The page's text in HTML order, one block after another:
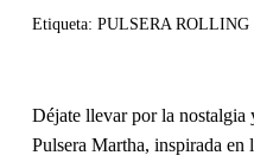
Etiqueta: PULSERA ROLLING
Déjate llevar por la nostalgia
Pulsera Martha, inspirada en